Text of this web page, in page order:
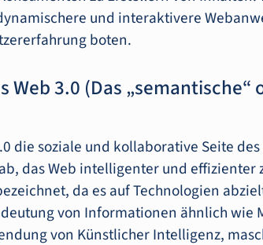
und interaktivere
boten.
Web 3.0 (Das
die soziale und kollaborative Seite
das Web intelligenter und effizienter
da es auf Technologien
von Informationen ähnlich wie
von Künstlicher Intelligenz,